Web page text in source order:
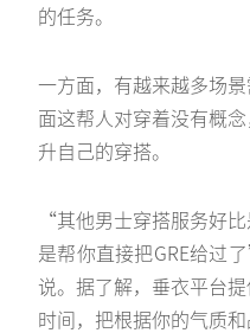
的任务。
一方面，有越来越多场
面这帮人对穿着没有概
升自己的穿搭。
“其他男士穿搭服务好
是帮你直接把GRE给过
说。据了解，垂衣平台
时间，把根据你的气质